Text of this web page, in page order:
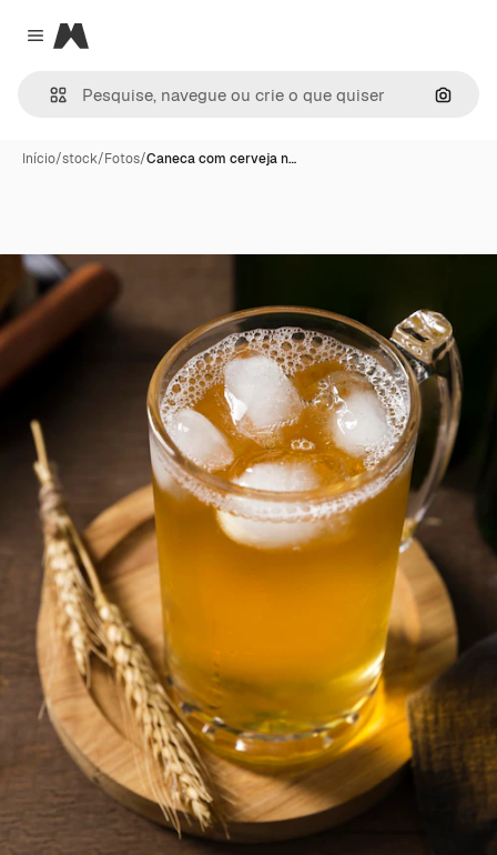
Close menu
Magnific
Início/stock/Fotos/Caneca com cerveja n…